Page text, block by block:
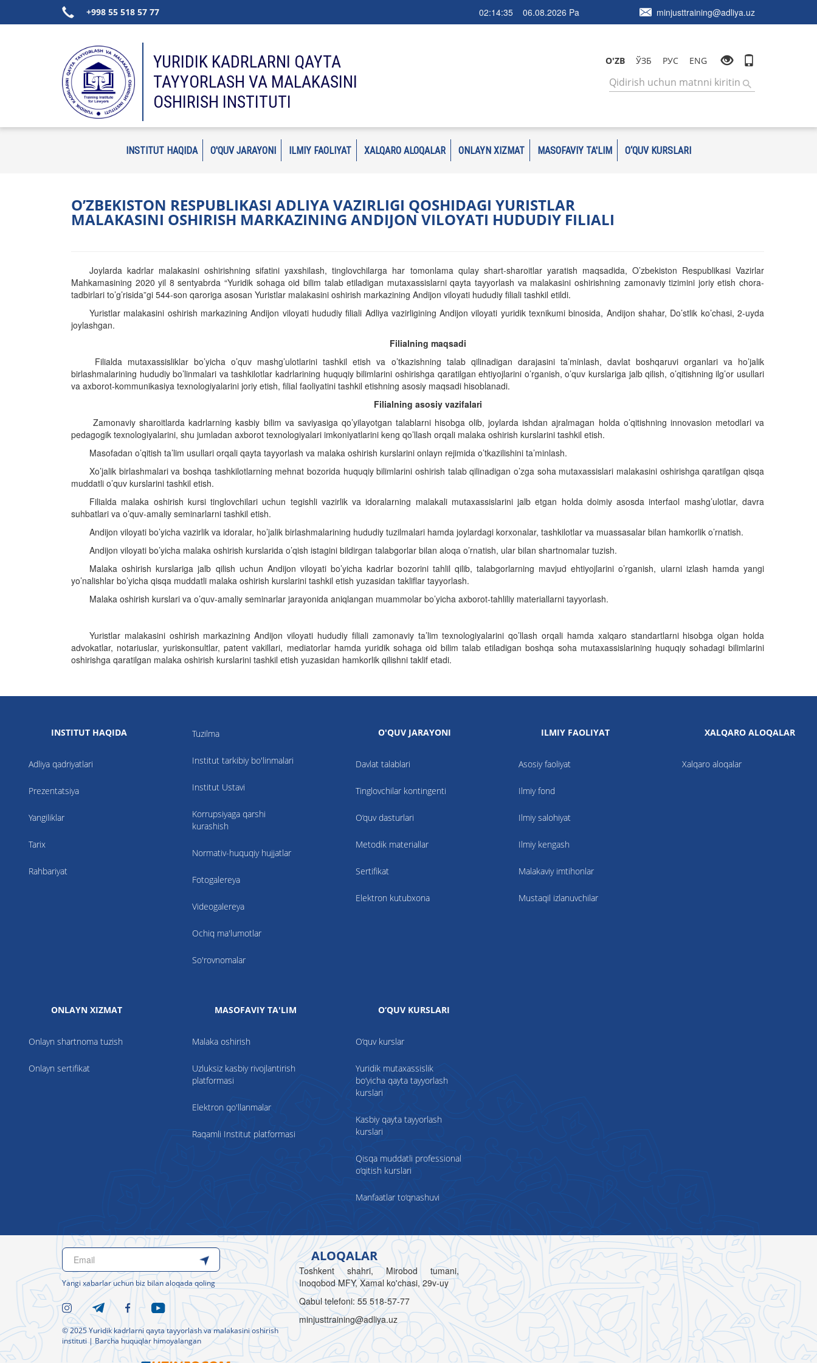
+998 55 518 57 77 02:14:35 06.08.2026 Pa minjusttraining@adliya.uz
YURIDIK KADRLARNI QAYTA
TAYYORLASH VA MALAKASINI
OSHIRISH INSTITUTI
O'ZB ЎЗБ РУС ENG
INSTITUT HAQIDA O'QUV JARAYONI ILMIY FAOLIYAT XALQARO ALOQALAR ONLAYN XIZMAT MASOFAVIY TA'LIM O‘QUV KURSLARI
OʼZBEKISTON RESPUBLIKASI АDLIYA VAZIRLIGI QOSHIDAGI YURISTLAR
MALAKASINI OSHIRISH MARKAZINING АNDIJON VILOYATI HUDUDIY FILIALI
Joylarda kadrlar malakasini oshirishning sifatini yaxshilash, tinglovchilarga har tomonlama qulay shart-sharoitlar yaratish maqsadida, O’zbekiston Respublikasi Vazirlar
Mahkamasining 2020 yil 8 sentyabrda “Yuridik sohaga oid bilim talab etiladigan mutaxassislarni qayta tayyorlash va malakasini oshirishning zamonaviy tizimini joriy etish chora-
tadbirlari to’g’risida”gi 544-son qaroriga asosan Yuristlar malakasini oshirish markazining Andijon viloyati hududiy filiali tashkil etildi.
Yuristlar malakasini oshirish markazining Andijon viloyati hududiy filiali Adliya vazirligining Andijon viloyati yuridik texnikumi binosida, Andijon shahar, Do’stlik ko’chasi, 2-uyda
joylashgan.
Filialning maqsadi
Filialda mutaxassisliklar bo’yicha o’quv mashg’ulotlarini tashkil etish va o’tkazishning talab qilinadigan darajasini ta’minlash, davlat boshqaruvi organlari va ho’jalik
birlashmalarining hududiy bo’linmalari va tashkilotlar kadrlarining huquqiy bilimlarini oshirishga qaratilgan ehtiyojlarini o’rganish, o’quv kurslariga jalb qilish, o’qitishning ilg’or usullari
va axborot-kommunikasiya texnologiyalarini joriy etish, filial faoliyatini tashkil etishning asosiy maqsadi hisoblanadi.
Filialning asosiy vazifalari
Zamonaviy sharoitlarda kadrlarning kasbiy bilim va saviyasiga qo’yilayotgan talablarni hisobga olib, joylarda ishdan ajralmagan holda o’qitishning innovasion metodlari va
pedagogik texnologiyalarini, shu jumladan axborot texnologiyalari imkoniyatlarini keng qo’llash orqali malaka oshirish kurslarini tashkil etish.
Masofadan o’qitish ta’lim usullari orqali qayta tayyorlash va malaka oshirish kurslarini onlayn rejimida o’tkazilishini ta’minlash.
Xo’jalik birlashmalari va boshqa tashkilotlarning mehnat bozorida huquqiy bilimlarini oshirish talab qilinadigan o’zga soha mutaxassislari malakasini oshirishga qaratilgan qisqa
muddatli o’quv kurslarini tashkil etish.
Filialda malaka oshirish kursi tinglovchilari uchun tegishli vazirlik va idoralarning malakali mutaxassislarini jalb etgan holda doimiy asosda interfaol mashg’ulotlar, davra
suhbatlari va o’quv-amaliy seminarlarni tashkil etish.
Andijon viloyati bo’yicha vazirlik va idoralar, ho’jalik birlashmalarining hududiy tuzilmalari hamda joylardagi korxonalar, tashkilotlar va muassasalar bilan hamkorlik o’rnatish.
Andijon viloyati bo’yicha malaka oshirish kurslarida o’qish istagini bildirgan talabgorlar bilan aloqa o’rnatish, ular bilan shartnomalar tuzish.
Malaka oshirish kurslariga jalb qilish uchun Andijon viloyati bo’yicha kadrlar bozorini tahlil qilib, talabgorlarning mavjud ehtiyojlarini o’rganish, ularni izlash hamda yangi
yo’nalishlar bo’yicha qisqa muddatli malaka oshirish kurslarini tashkil etish yuzasidan takliflar tayyorlash.
Malaka oshirish kurslari va o’quv-amaliy seminarlar jarayonida aniqlangan muammolar bo’yicha axborot-tahliliy materiallarni tayyorlash.
Yuristlar malakasini oshirish markazining Andijon viloyati hududiy filiali zamonaviy ta’lim texnologiyalarini qo’llash orqali hamda xalqaro standartlarni hisobga olgan holda
advokatlar, notariuslar, yuriskonsultlar, patent vakillari, mediatorlar hamda yuridik sohaga oid bilim talab etiladigan boshqa soha mutaxassislarining huquqiy sohadagi bilimlarini
oshirishga qaratilgan malaka oshirish kurslarini tashkil etish yuzasidan hamkorlik qilishni taklif etadi.
INSTITUT HAQIDA
Adliya qadriyatlari
Prezentatsiya
Yangiliklar
Tarix
Rahbariyat
Tuzilma
Institut tarkibiy bo'linmalari
Institut Ustavi
Korrupsiyaga qarshi
kurashish
Normativ-huquqiy hujjatlar
Fotogalereya
Videogalereya
Ochiq ma'lumotlar
So'rovnomalar
O'QUV JARAYONI
Davlat talablari
Tinglovchilar kontingenti
O‘quv dasturlari
Metodik materiallar
Sertifikat
Elektron kutubxona
ILMIY FAOLIYAT
Asosiy faoliyat
Ilmiy fond
Ilmiy salohiyat
Ilmiy kengash
Malakaviy imtihonlar
Mustaqil izlanuvchilar
XALQARO ALOQALAR
Xalqaro aloqalar
ONLAYN XIZMAT
Onlayn shartnoma tuzish
Onlayn sertifikat
MASOFAVIY TA'LIM
Malaka oshirish
Uzluksiz kasbiy rivojlantirish
platformasi
Elektron qo'llanmalar
Raqamli Institut platformasi
O‘QUV KURSLARI
O‘quv kurslar
Yuridik mutaxassislik
bo‘yicha qayta tayyorlash
kurslari
Kasbiy qayta tayyorlash
kurslari
Qisqa muddatli professional
o‘qitish kurslari
Manfaatlar to‘qnashuvi
Yangi xabarlar uchun biz bilan aloqada qoling
© 2025 Yuridik kadrlarni qayta tayyorlash va malakasini oshirish
instituti | Barcha huquqlar himoyalangan
ALOQALAR
Toshkent shahri, Mirobod tumani,
Inoqobod MFY, Xamal ko'chasi, 29v-uy
Qabul telefoni: 55 518-57-77
minjusttraining@adliya.uz